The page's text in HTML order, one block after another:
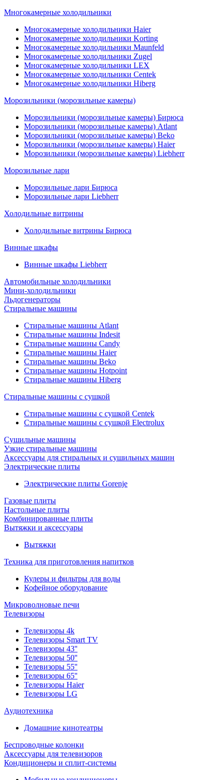
Многокамерные холодильники
Многокамерные холодильники Haier
Многокамерные холодильники Korting
Многокамерные холодильники Maunfeld
Многокамерные холодильники Zugel
Многокамерные холодильники LEX
Многокамерные холодильники Centek
Многокамерные холодильники Hiberg
Морозильники (морозильные камеры)
Морозильники (морозильные камеры) Бирюса
Морозильники (морозильные камеры) Atlant
Морозильники (морозильные камеры) Beko
Морозильники (морозильные камеры) Haier
Морозильники (морозильные камеры) Liebherr
Морозильные лари
Морозильные лари Бирюса
Морозильные лари Liebherr
Холодильные витрины
Холодильные витрины Бирюса
Винные шкафы
Винные шкафы Liebherr
Автомобильные холодильники
Мини-холодильники
Льдогенераторы
Стиральные машины
Стиральные машины Atlant
Стиральные машины Indesit
Стиральные машины Candy
Стиральные машины Haier
Стиральные машины Beko
Стиральные машины Hotpoint
Стиральные машины Hiberg
Стиральные машины с сушкой
Стиральные машины с сушкой Centek
Стиральные машины с сушкой Electrolux
Сушильные машины
Узкие стиральные машины
Аксессуары для стиральных и сушильных машин
Электрические плиты
Электрические плиты Gorenje
Газовые плиты
Настольные плиты
Комбинированные плиты
Вытяжки и аксессуары
Вытяжки
Техника для приготовления напитков
Кулеры и фильтры для воды
Кофейное оборудование
Микроволновые печи
Телевизоры
Телевизоры 4k
Телевизоры Smart TV
Телевизоры 43''
Телевизоры 50''
Телевизоры 55''
Телевизоры 65''
Телевизоры Haier
Телевизоры LG
Аудиотехника
Домашние кинотеатры
Беспроводные колонки
Аксессуары для телевизоров
Кондиционеры и сплит-системы